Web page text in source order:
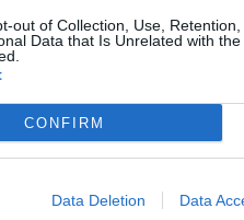
out of Collection, Use,
Data that Is Unrelated with
CONFIRM
Data Deletion Data